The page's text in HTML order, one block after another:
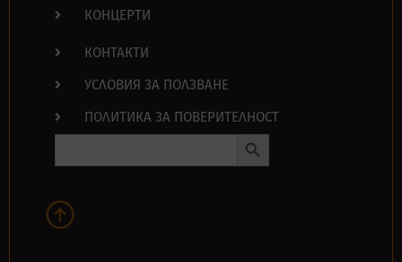
КОНЦЕРТИ
КОНТАКТИ
УСЛОВИЯ ЗА ПОЛЗВАНЕ
ПОЛИТИКА ЗА ПОВЕРИТЕЛНОСТ
Search Button